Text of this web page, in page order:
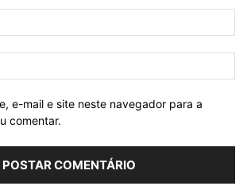
e-mail e site neste navegador para a
comentar.